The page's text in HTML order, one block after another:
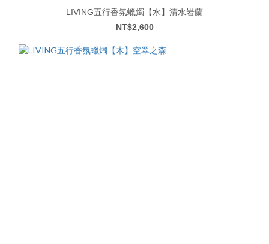
LIVING五行香氛蠟燭【水】清水岩蘭
NT$2,600